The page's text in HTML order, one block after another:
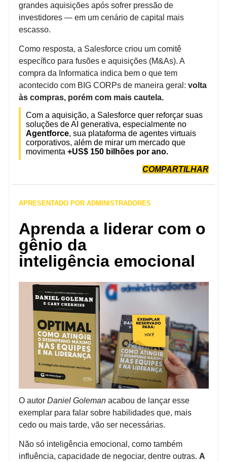
grandes aquisições após sofrer pressão de
investidores — em um cenário de capital mais
escasso.
Como resposta, a Salesforce criou um comitê
específico para fusões e aquisições (M&As). A
compra da Informatica indica bem o que tem
acontecido com BIG CORPs de maneira geral: volta
às compras, porém com mais cautela.
Com a aquisição, a Salesforce quer reforçar suas
soluções de AI generativa, especialmente no
Agentforce, sua plataforma de agentes virtuais
corporativos, além de mirar um mercado que
movimenta +US$ 150 bilhões por ano.
COMPARTILHAR
APRESENTADO POR ADMINISTRADORES
Aprenda a liderar com o
gênio da
inteligência emocional
O autor Daniel Golemanacabou de lançar esse
exemplar para falar sobre habilidades que, mais
cedo ou mais tarde, vão ser necessárias.
Não só inteligência emocional, como também
influência, capacidade de negociar, dentre outras. A